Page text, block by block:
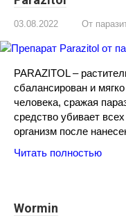
03.08.2022 От
PARAZITOL –
сбалансирован и
человека, сражая
средство убивает
организм после
Читать полностью
Wormin